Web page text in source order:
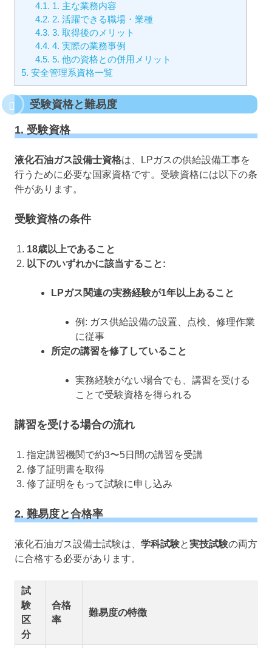
4.1. 1. 主な業務内容
4.2. 2. 活躍できる職場・業種
4.3. 3. 取得後のメリット
4.4. 4. 実際の業務事例
4.5. 5. 他の資格との併用メリット
5. 安全管理系資格一覧
受験資格と難易度
1. 受験資格
液化石油ガス設備士資格は、LPガスの供給設備工事を
行うために必要な国家資格です。受験資格には以下の条
件があります。
受験資格の条件
18歳以上であること
以下のいずれかに該当すること:
LPガス関連の実務経験が1年以上あること
例: ガス供給設備の設置、点検、修理作業
に従事
所定の講習を修了していること
実務経験がない場合でも、講習を受ける
ことで受験資格を得られる
講習を受ける場合の流れ
指定講習機関で約3〜5日間の講習を受講
修了証明書を取得
修了証明をもって試験に申し込み
2. 難易度と合格率
液化石油ガス設備士試験は、 学科試験と実技試験の両方
に合格する必要があります。
試
験
区
分
合格
率
難易度の特徴